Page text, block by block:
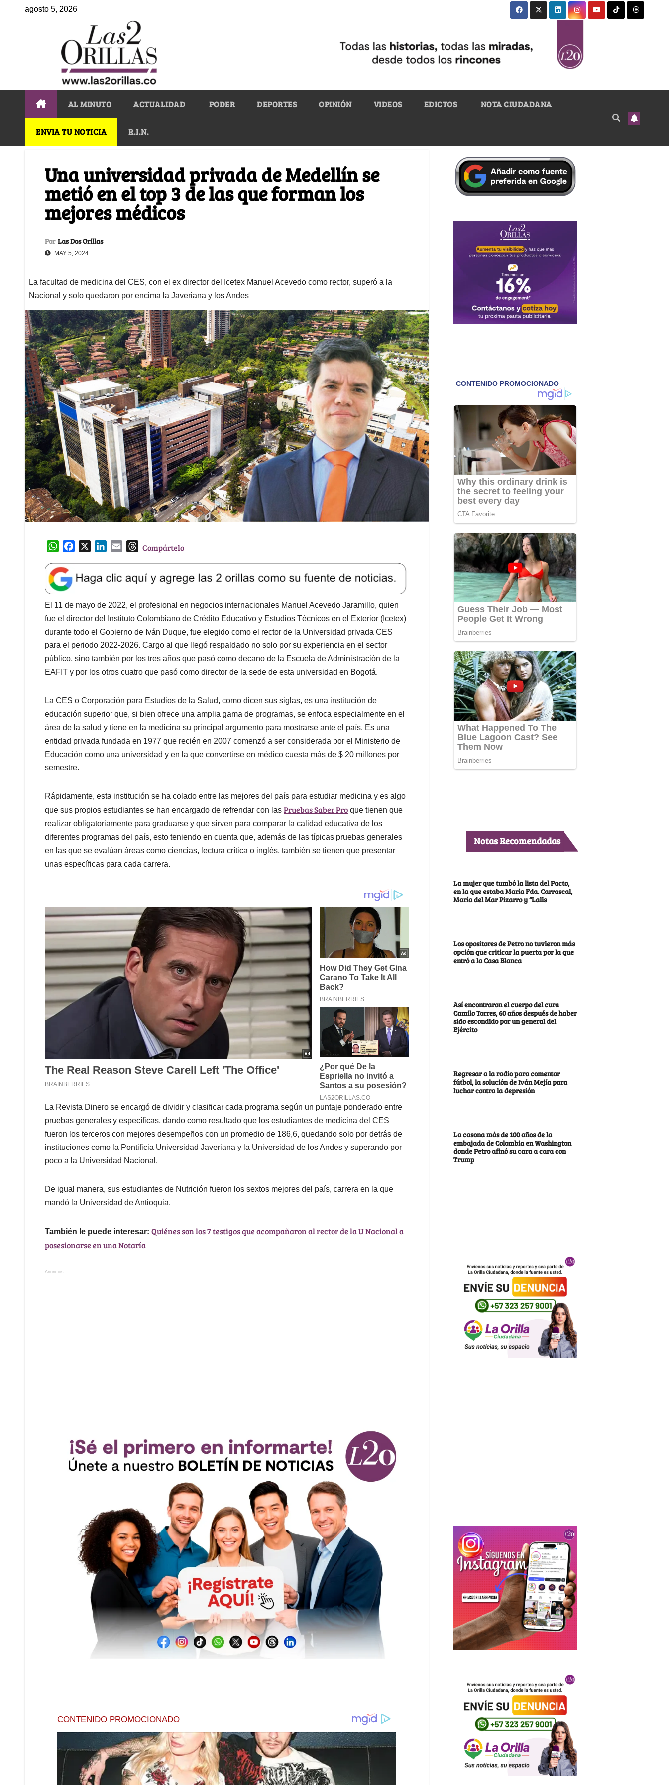
agosto 5, 2026
AL MINUTO ACTUALIDAD PODER DEPORTES OPINIÓN VIDEOS EDICTOS NOTA CIUDADANA
ENVIA TU NOTICIA R.I.N.
Una universidad privada de Medellín se
metió en el top 3 de las que forman los
mejores médicos
Por Las Dos Orillas
MAY 5, 2024
La facultad de medicina del CES, con el ex director del Icetex Manuel Acevedo como rector, superó a la
Nacional y solo quedaron por encima la Javeriana y los Andes
W
a
t
s
A
p
p
e
b
o
o
k
k
e
d
I
n
l
T
e
a
d
s
Compártelo
El 11 de mayo de 2022, el profesional en negocios internacionales Manuel Acevedo Jaramillo, quien
fue el director del Instituto Colombiano de Crédito Educativo y Estudios Técnicos en el Exterior (Icetex)
durante todo el Gobierno de Iván Duque, fue elegido como el rector de la Universidad privada CES
para el periodo 2022-2026. Cargo al que llegó respaldado no solo por su experiencia en el sector
público, sino también por los tres años que pasó como decano de la Escuela de Administración de la
EAFIT y por los otros cuatro que pasó como director de la sede de esta universidad en Bogotá.
La CES o Corporación para Estudios de la Salud, como dicen sus siglas, es una institución de
educación superior que, si bien ofrece una amplia gama de programas, se enfoca especialmente en el
área de la salud y tiene en la medicina su principal argumento para mostrarse ante el país. Es una
entidad privada fundada en 1977 que recién en 2007 comenzó a ser considerada por el Ministerio de
Educación como una universidad y en la que convertirse en médico cuesta más de $ 20 millones por
semestre.
Rápidamente, esta institución se ha colado entre las mejores del país para estudiar medicina y es algo
que sus propios estudiantes se han encargado de refrendar con las Pruebas Saber Pro que tienen que
realizar obligatoriamente para graduarse y que sirven para comparar la calidad educativa de los
diferentes programas del país, esto teniendo en cuenta que, además de las típicas pruebas generales
en las que se evalúan áreas como ciencias, lectura crítica o inglés, también se tienen que presentar
unas específicas para cada carrera.
La Revista Dinero se encargó de dividir y clasificar cada programa según un puntaje ponderado entre
pruebas generales y específicas, dando como resultado que los estudiantes de medicina del CES
fueron los terceros con mejores desempeños con un promedio de 186,6, quedando solo por detrás de
instituciones como la Pontificia Universidad Javeriana y la Universidad de los Andes y superando por
poco a la Universidad Nacional.
De igual manera, sus estudiantes de Nutrición fueron los sextos mejores del país, carrera en la que
mandó la Universidad de Antioquia.
También le puede interesar: Quiénes son los 7 testigos que acompañaron al rector de la U Nacional a
posesionarse en una Notaría
Anuncios.
Notas Recomendadas
La mujer que tumbó la lista del Pacto,
en la que estaba María Fda. Carrascal,
María del Mar Pizarro y “Lalis
Los opositores de Petro no tuvieron más
opción que criticar la puerta por la que
entró a la Casa Blanca
Así encontraron el cuerpo del cura
Camilo Torres, 60 años después de haber
sido escondido por un general del
Ejército
Regresar a la radio para comentar
fútbol, la solución de Iván Mejía para
luchar contra la depresión
La casona más de 100 años de la
embajada de Colombia en Washington
donde Petro afinó su cara a cara con
Trump